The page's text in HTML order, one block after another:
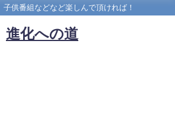
子供番組などなど楽しんで頂ければ！
進化への道